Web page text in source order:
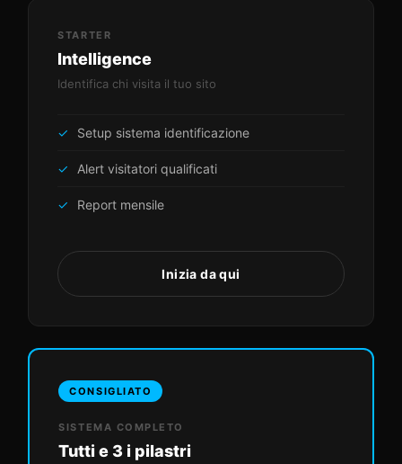
STARTER
Intelligence
Identifica chi visita il tuo sito
Setup sistema identificazione
Alert visitatori qualificati
Report mensile
Inizia da qui
CONSIGLIATO
SISTEMA COMPLETO
Tutti e 3 i pilastri